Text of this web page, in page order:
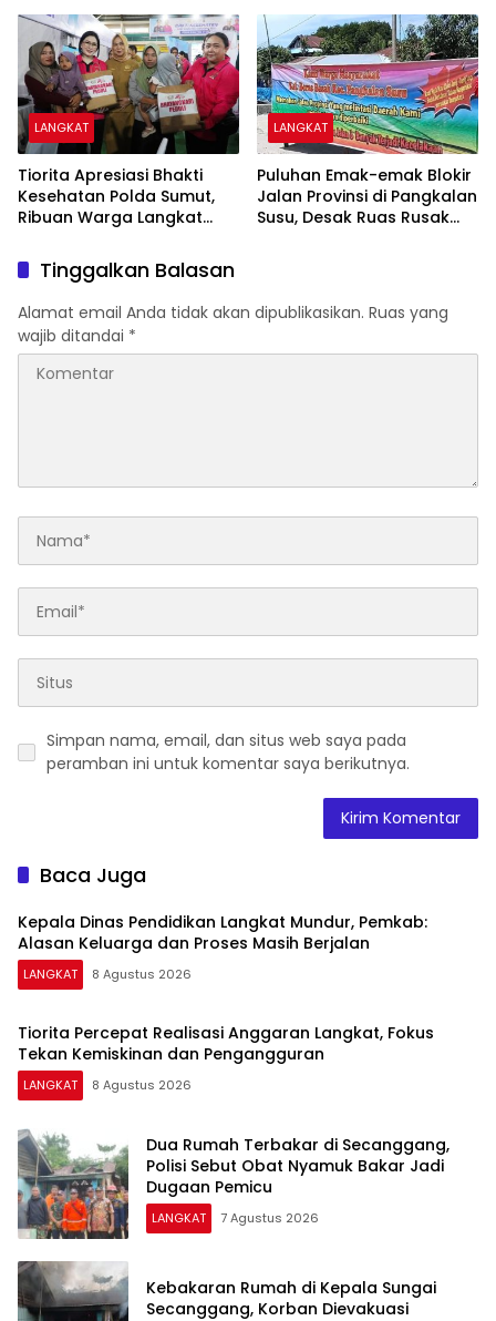
LANGKAT
Tiorita Apresiasi Bhakti
Kesehatan Polda Sumut,
Ribuan Warga Langkat
LANGKAT
Puluhan Emak-emak Blokir
Jalan Provinsi di Pangkalan
Susu, Desak Ruas Rusak
Tinggalkan Balasan
Alamat email Anda tidak akan dipublikasikan. Ruas yang
wajib ditandai *
Simpan nama, email, dan situs web saya pada
peramban ini untuk komentar saya berikutnya.
Baca Juga
Kepala Dinas Pendidikan Langkat Mundur, Pemkab:
Alasan Keluarga dan Proses Masih Berjalan
LANGKAT 8 Agustus 2026
Tiorita Percepat Realisasi Anggaran Langkat, Fokus
Tekan Kemiskinan dan Pengangguran
LANGKAT 8 Agustus 2026
Dua Rumah Terbakar di Secanggang,
Polisi Sebut Obat Nyamuk Bakar Jadi
Dugaan Pemicu
LANGKAT 7 Agustus 2026
Kebakaran Rumah di Kepala Sungai
Secanggang, Korban Dievakuasi